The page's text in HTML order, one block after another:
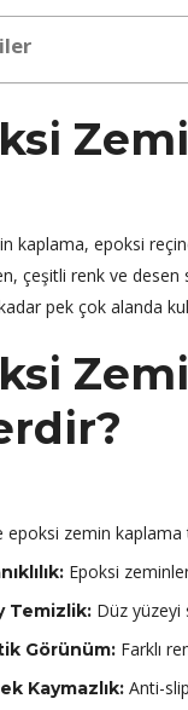
kaplama, epoksi
çeşitli renk ve
pek çok alanda
epoksi zemin
Epoksi
Temizlik: Düz yüzeyi
Görünüm: Farklı
Kaymazlık: Anti-